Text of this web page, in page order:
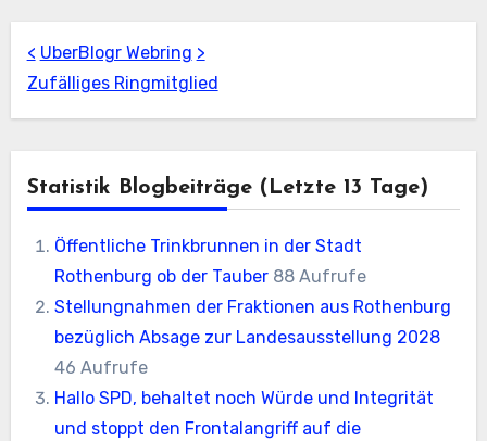
< UberBlogr Webring >
Zufälliges Ringmitglied
Statistik Blogbeiträge (letzte 13 Tage)
Öffentliche Trinkbrunnen in der Stadt
Rothenburg ob der Tauber 88 Aufrufe
Stellungnahmen der Fraktionen aus Rothenburg
bezüglich Absage zur Landesausstellung 2028
46 Aufrufe
Hallo SPD, behaltet noch Würde und Integrität
und stoppt den Frontalangriff auf die